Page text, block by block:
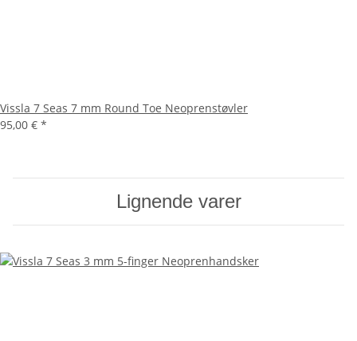
Vissla 7 Seas 7 mm Round Toe Neoprenstøvler
95,00 € *
Lignende varer